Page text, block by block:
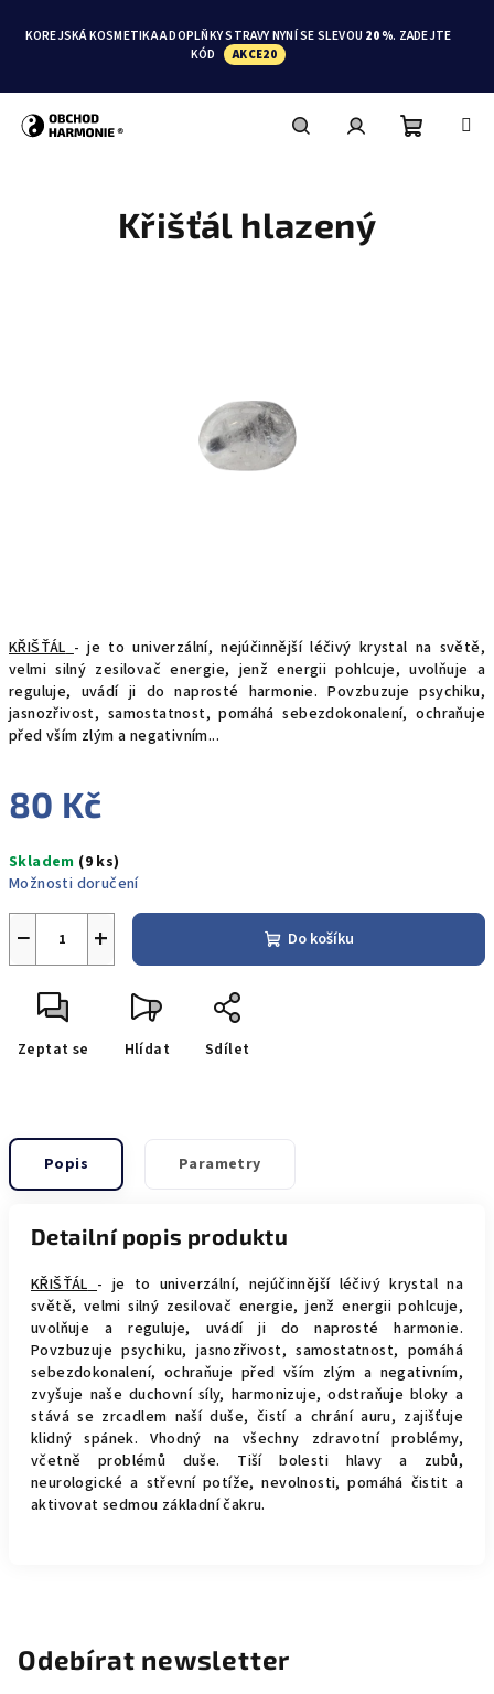
KOREJSKÁ KOSMETIKA A DOPLŇKY STRAVY NYNÍ SE SLEVOU 20 %. ZADEJTE
KÓD
AKCE20
KŘIŠŤÁL - je to univerzální, nejúčinnější léčivý krystal na světě,
velmi silný zesilovač energie, jenž energii pohlcuje, uvolňuje a
reguluje, uvádí ji do naprosté harmonie. Povzbuzuje psychiku,
jasnozřivost, samostatnost, pomáhá sebezdokonalení, ochraňuje
před vším zlým a negativním...
80 Kč
cena:
Skladem (9 ks)
Možnosti doručení
+
− Do košíku
Zeptat se Hlídat Sdílet
Křišťál hlazený
Popis Parametry
Detailní popis produktu
KŘIŠŤÁL - je to univerzální, nejúčinnější léčivý krystal na
světě, velmi silný zesilovač energie, jenž energii pohlcuje,
uvolňuje a reguluje, uvádí ji do naprosté harmonie.
Povzbuzuje psychiku, jasnozřivost, samostatnost, pomáhá
sebezdokonalení, ochraňuje před vším zlým a negativním,
zvyšuje naše duchovní síly, harmonizuje, odstraňuje bloky a
stává se zrcadlem naší duše, čistí a chrání auru, zajišťuje
klidný spánek. Vhodný na všechny zdravotní problémy,
včetně problémů duše. Tiší bolesti hlavy a zubů,
neurologické a střevní potíže, nevolnosti, pomáhá čistit a
aktivovat sedmou základní čakru.
Odebírat newsletter